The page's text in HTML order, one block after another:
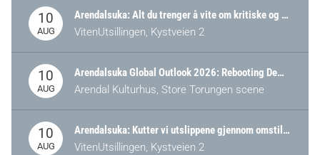
10
AUG
Arendalsuka: Alt du trenger å vite om kritiske og strategiske verdikjeder i Norge
VitenUtsillingen, Kystveien 2
10
AUG
Arendalsuka Global Outlook 2026: Rebooting Democracy for a New World Order
Arendal Kulturhus, Store Torungen scene
10
AUG
Arendalsuka: Kutter vi utslippene gjennom omstilling – eller tap av industri?
VitenUtsillingen, Kystveien 2